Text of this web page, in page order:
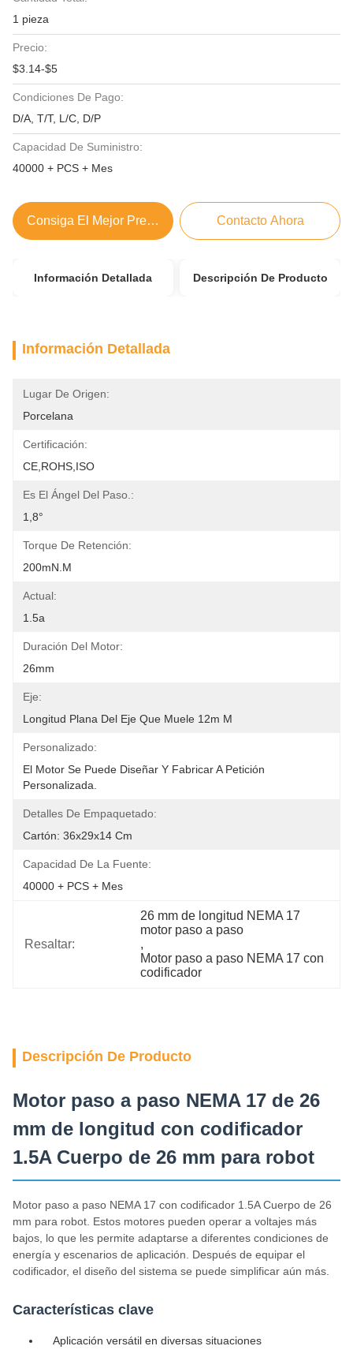
1 pieza
Precio:
$3.14-$5
Condiciones De Pago:
D/A, T/T, L/C, D/P
Capacidad De Suministro:
40000 + PCS + Mes
Consiga El Mejor Precio Contacto Ahora
Información Detallada Descripción De Producto
Información Detallada
Lugar De Origen:
Porcelana
Certificación:
CE,ROHS,ISO
Es El Ángel Del Paso.:
1,8°
Torque De Retención:
200mN.m
Actual:
1.5a
Duración Del Motor:
26mm
Eje:
Longitud Plana Del Eje Que Muele 12m M
Personalizado:
El Motor Se Puede Diseñar Y Fabricar A Petición
Personalizada.
Detalles De Empaquetado:
Cartón: 36x29x14 Cm
Capacidad De La Fuente:
40000 + PCS + Mes
Resaltar:
26 mm de longitud NEMA 17
motor paso a paso
,
Motor paso a paso NEMA 17 con
codificador
Descripción De Producto
Motor paso a paso NEMA 17 de 26
mm de longitud con codificador
1.5A Cuerpo de 26 mm para robot
Motor paso a paso NEMA 17 con codificador 1.5A Cuerpo de 26
mm para robot. Estos motores pueden operar a voltajes más
bajos, lo que les permite adaptarse a diferentes condiciones de
energía y escenarios de aplicación. Después de equipar el
codificador, el diseño del sistema se puede simplificar aún más.
Características clave
Aplicación versátil en diversas situaciones